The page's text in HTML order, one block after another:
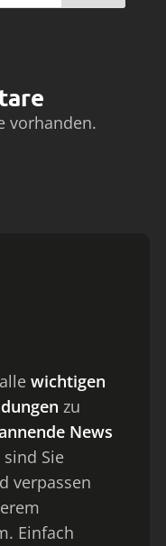
vorhanden.
wichtigen
zu
News
Sie
verpassen
Einfach